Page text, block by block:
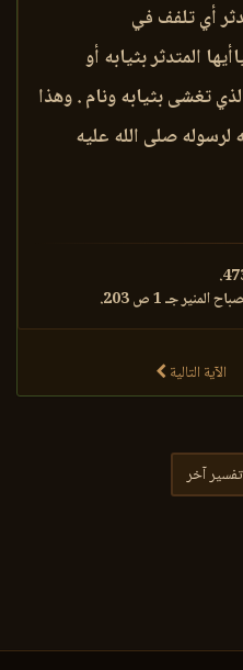
أي تلفف في
المتدثر بثيابه أو
تغشى بثيابه ونام . وهذا
صلى الله عليه
الآية التالية
آخر